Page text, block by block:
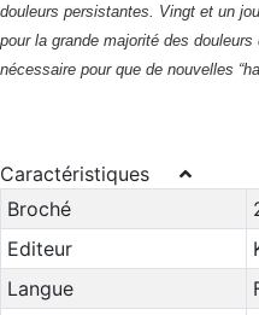
douleurs persistantes. Vingt et un
pour la grande majorité des
nécessaire pour que de nouvelles
Caractéristiques
Broché
Editeur
Langue